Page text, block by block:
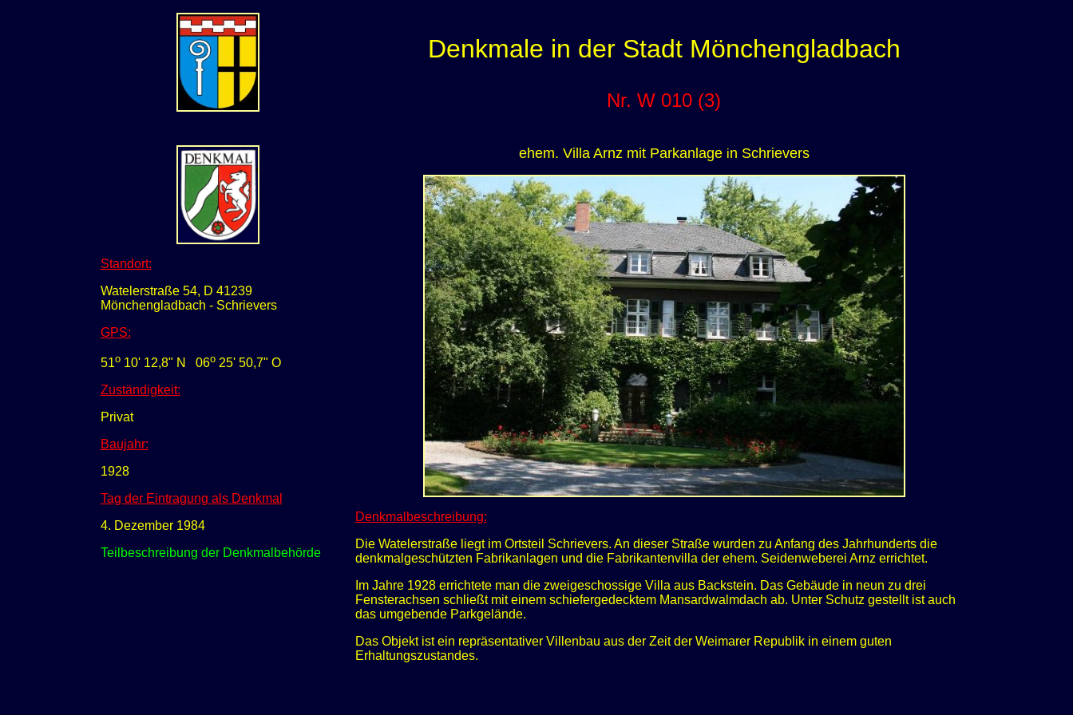
Denkmale in der Stadt Mönchengladbach
Nr. W 010 (3)
Standort:
Watelerstraße 54, D 41239
Mönchengladbach - Schrievers
GPS:
51o 10' 12,8" N 06o 25' 50,7" O
Zuständigkeit:
Privat
Baujahr:
1928
Tag der Eintragung als Denkmal
4. Dezember 1984
Teilbeschreibung der Denkmalbehörde
ehem. Villa Arnz mit Parkanlage in Schrievers
Denkmalbeschreibung:
Die Watelerstraße liegt im Ortsteil Schrievers. An dieser Straße wurden zu Anfang des Jahrhunderts die
denkmalgeschützten Fabrikanlagen und die Fabrikantenvilla der ehem. Seidenweberei Arnz errichtet.
Im Jahre 1928 errichtete man die zweigeschossige Villa aus Backstein. Das Gebäude in neun zu drei
Fensterachsen schließt mit einem schiefergedecktem Mansardwalmdach ab. Unter Schutz gestellt ist auch
das umgebende Parkgelände.
Das Objekt ist ein repräsentativer Villenbau aus der Zeit der Weimarer Republik in einem guten
Erhaltungszustandes.